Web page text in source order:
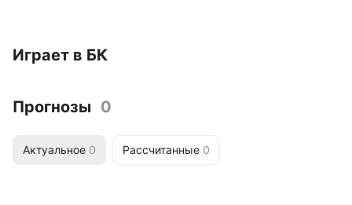
Играет в БК
Прогнозы 0
Актуальное 0 Рассчитанные 0